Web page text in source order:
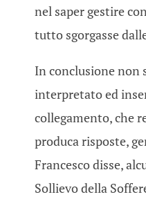
nel saper gestire
tutto sgorgasse
In conclusione non
interpretato ed
collegamento, che
produca risposte,
Francesco disse,
Sollievo della